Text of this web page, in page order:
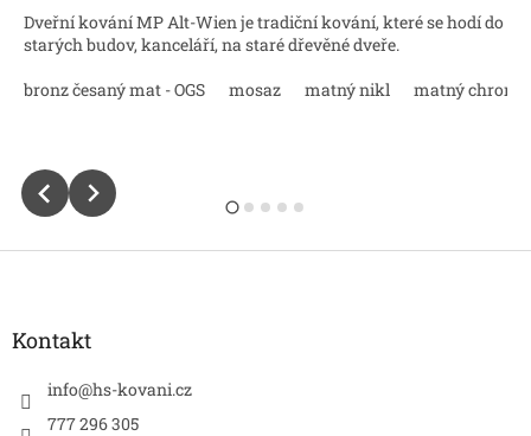
Dveřní kování MP Alt-Wien je tradiční kování, které se hodí do
starých budov, kanceláří, na staré dřevěné dveře.
bronz česaný mat - OGS
mosaz matný nikl matný chrom
Z
Kontakt
info@hs-kovani.cz
777 296 305